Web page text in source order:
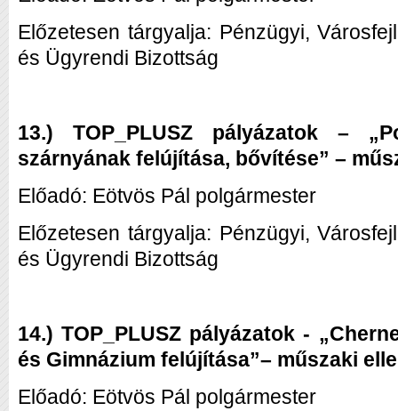
Előzetesen tárgyalja: Pénzügyi,
és Ügyrendi Bizottság
13.) TOP_PLUSZ pályázatok –
szárnyának felújítása, bővítése” –
Előadó: Eötvös Pál polgármester
Előzetesen tárgyalja: Pénzügyi,
és Ügyrendi Bizottság
14.) TOP_PLUSZ pályázatok -
és Gimnázium felújítása”– műszaki
Előadó: Eötvös Pál polgármester